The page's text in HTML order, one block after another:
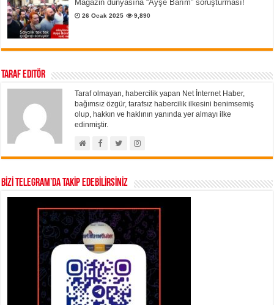
Magazin dünyasına “Ayşe Barım” soruşturması!
26 Ocak 2025 9,890
Taraf Editör
Taraf olmayan, habercilik yapan Net İnternet Haber,
bağımsız özgür, tarafsız habercilik ilkesini benimsemiş
olup, hakkın ve haklının yanında yer almayı ilke
edinmiştir.
BİZİ TELEGRAM’DA TAKİP EDEBİLİRSİNİZ